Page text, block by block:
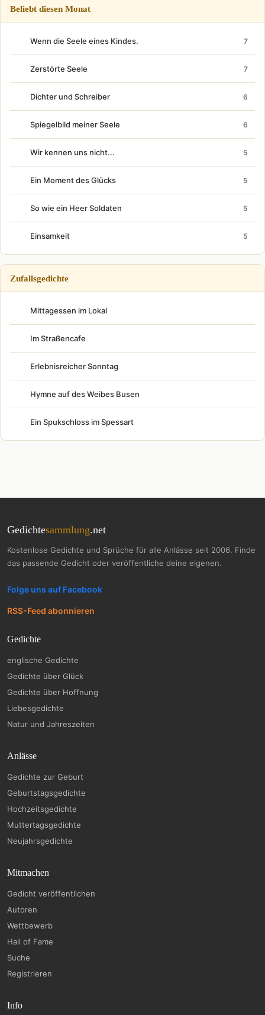
Beliebt diesen Monat
Wenn die Seele eines Kindes. 7
Zerstörte Seele 7
Dichter und Schreiber 6
Spiegelbild meiner Seele 6
Wir kennen uns nicht... 5
Ein Moment des Glücks 5
So wie ein Heer Soldaten 5
Einsamkeit 5
Zufallsgedichte
Mittagessen im Lokal
Im Straßencafe
Erlebnisreicher Sonntag
Hymne auf des Weibes Busen
Ein Spukschloss im Spessart
Gedichtesammlung.net
Kostenlose Gedichte und Sprüche für alle Anlässe seit 2006. Finde
das passende Gedicht oder veröffentliche deine eigenen.
Folge uns auf Facebook
RSS-Feed abonnieren
Gedichte
englische Gedichte
Gedichte über Glück
Gedichte über Hoffnung
Liebesgedichte
Natur und Jahreszeiten
Anlässe
Gedichte zur Geburt
Geburtstagsgedichte
Hochzeitsgedichte
Muttertagsgedichte
Neujahrsgedichte
Mitmachen
Gedicht veröffentlichen
Autoren
Wettbewerb
Hall of Fame
Suche
Registrieren
Info